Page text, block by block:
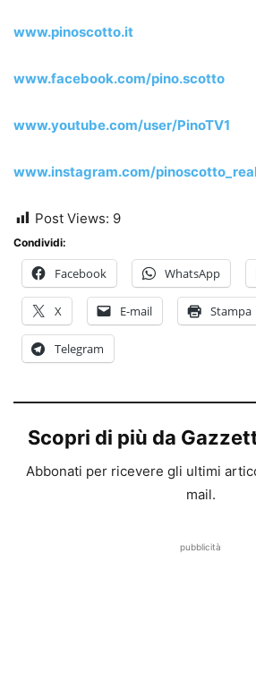
www.pinoscotto.it
www.facebook.com/pino.scotto
www.youtube.com/user/PinoTV1
www.instagram.com/
Post Views: 9
Condividi:
Facebook WhatsApp
X E-mail Stampa
Telegram
Scopri di più da
Abbonati per ricevere gli ultimi
mail.
pubblicità